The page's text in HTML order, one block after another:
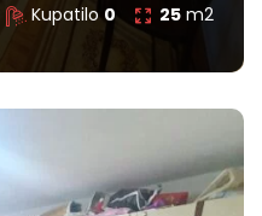
Kupatilo0 25m2